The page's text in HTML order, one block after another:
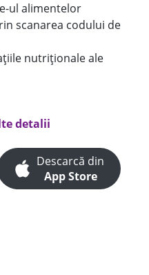
ul alimentelor
scanarea codului de
nutriționale ale
detalii
Descarcă din
App Store